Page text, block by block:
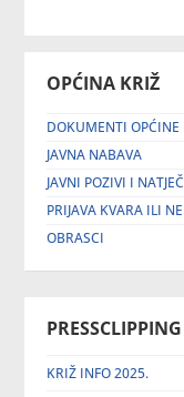
OPĆINA KRIŽ
DOKUMENTI OPĆINE
JAVNA NABAVA
JAVNI POZIVI I
PRIJAVA KVARA ILI
OBRASCI
PRESSCLIPPING
KRIŽ INFO 2025.